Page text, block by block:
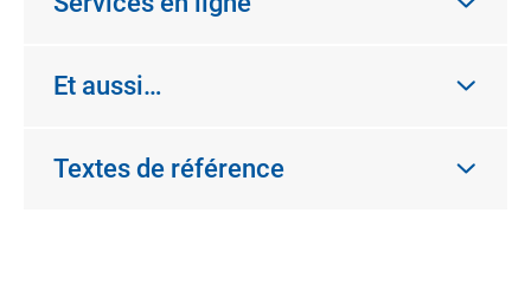
Et aussi…
Textes de référence